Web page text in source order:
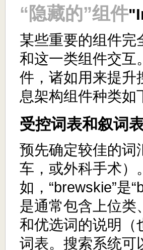
“隐藏的”组件
某些重要的组件完
和这一类组件交互
件，诸如用来提升
息架构组件种类如
受控词表和叙词
预先确定较佳的词
车，或外科手术）
如，“brewskie”是
是通常包含上位类
和优选词的说明（
词表。搜索系统可